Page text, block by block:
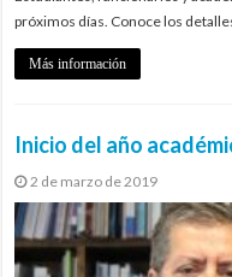
próximos días. Conoce los
Más información
Inicio del año
2 de marzo de 2019